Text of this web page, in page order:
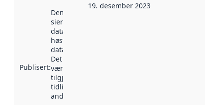
Publisert:
Denne datoen
sier når
datasettet ble
høstet av
data.norge.no.
Det kan ha
vært
tilgjengelig
tidligere
andre steder.
19. desember 2023